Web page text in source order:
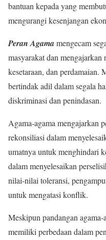
bantuan kepada yang
mengurangi kesenjangan
Peran Agamamengecam
masyarakat dan
kesetaraan, dan perdamaian.
bertindak adil dalam segala
diskriminasi dan penindasan.
Agama-agama mengajarkan
rekonsiliasi dalam
umatnya untuk menghindari
dalam menyelesaikan
nilai-nilai toleransi,
untuk mengatasi konflik.
Meskipun pandangan
memiliki perbedaan dalam